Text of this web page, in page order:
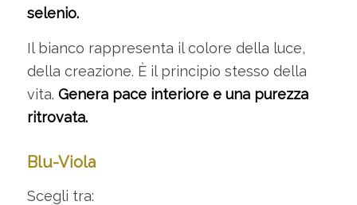
selenio.
Il bianco rappresenta il colore della luce,
della creazione. È il principio stesso della
vita. Genera pace interiore e una purezza
ritrovata.
Blu-Viola
Scegli tra: